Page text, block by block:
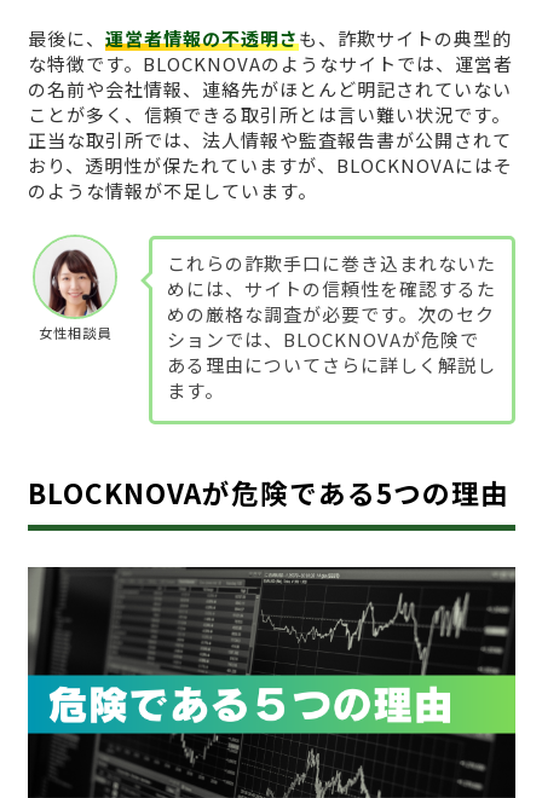
最後に、 運営者情報の不透明さも、詐欺サイトの典型的
な特徴です。BLOCKNOVAのようなサイトでは、運営者
の名前や会社情報、連絡先がほとんど明記されていない
ことが多く、信頼できる取引所とは言い難い状況です。
正当な取引所では、法人情報や監査報告書が公開されて
おり、透明性が保たれていますが、BLOCKNOVAにはそ
のような情報が不足しています。
女性相談員
これらの詐欺手口に巻き込まれないた
めには、サイトの信頼性を確認するた
めの厳格な調査が必要です。次のセク
ションでは、BLOCKNOVAが危険で
ある理由についてさらに詳しく解説し
ます。
BLOCKNOVAが危険である5つの理由